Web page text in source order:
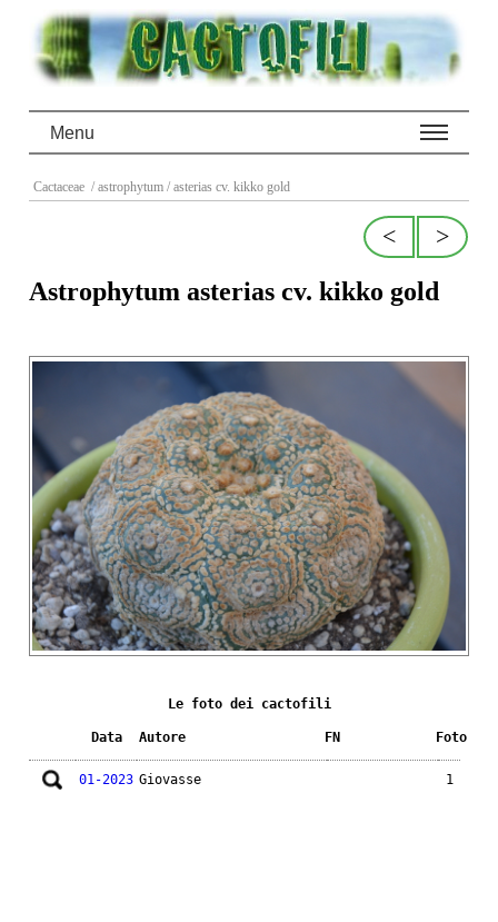
Menu
Cactaceae / astrophytum / asterias cv. kikko gold
>
<
Astrophytum asterias cv. kikko gold
Le foto dei cactofili
Data Autore FN Foto
01-2023 Giovasse 1